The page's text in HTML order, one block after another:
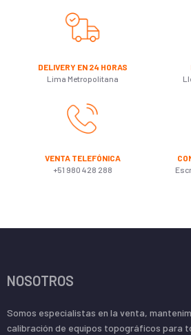
DELIVERY EN 24 HORAS
Lima Metropolitana
VENTA TELEFÓNICA
+51 980 428 288
NOSOTROS
Somos especialistas en la venta,
calibración de equipos topográficos para